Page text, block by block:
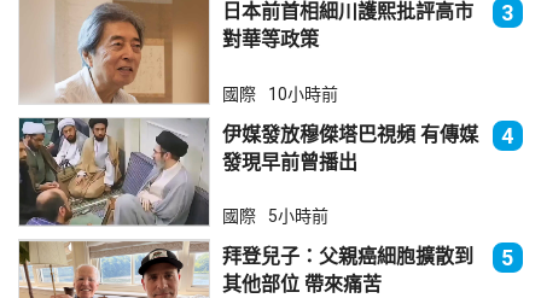
日本前首相細川護熙批評高市
對華等政策
3
國際 10小時前
伊媒發放穆傑塔巴視頻 有傳媒
發現早前曾播出
4
國際 5小時前
拜登兒子：父親癌細胞擴散到
其他部位 帶來痛苦
5